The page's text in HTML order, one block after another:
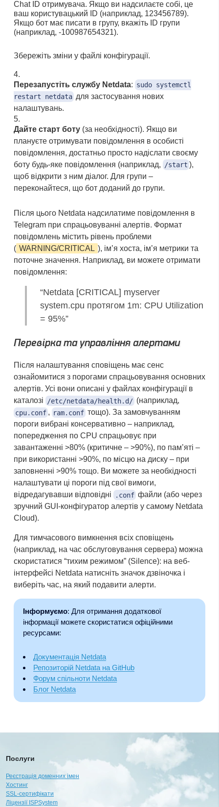
Chat ID отримувача. Якщо ви надсилаєте собі, це
ваш користувацький ID (наприклад, 123456789).
Якщо бот має писати в групу, вкажіть ID групи
(наприклад, -100987654321).
Збережіть зміни у файлі конфігурації.
Перезапустіть службу Netdata: sudo systemctl
restart netdata для застосування нових
налаштувань.
Дайте старт боту (за необхідності). Якщо ви
плануєте отримувати повідомлення в особисті
повідомлення, достатньо просто надіслати своєму
боту будь-яке повідомлення (наприклад,
/start ),
щоб відкрити з ним діалог. Для групи –
переконайтеся, що бот доданий до групи.
Після цього Netdata надсилатиме повідомлення в
Telegram при спрацьовуванні алертів. Формат
повідомлень містить рівень проблеми
( WARNING/CRITICAL ), ім’я хоста, ім’я метрики та
поточне значення. Наприклад, ви можете отримати
повідомлення:
“Netdata [CRITICAL] myserver
system.cpu протягом 1m: CPU Utilization
= 95%”
Перевірка та управління алертами
Після налаштування сповіщень має сенс
ознайомитися з порогами спрацьовування основних
алертів. Усі вони описані у файлах конфігурації в
каталозі
/etc/netdata/health.d/(наприклад,
cpu.conf, ram.conf тощо). За замовчуванням
пороги вибрані консервативно – наприклад,
попередження по CPU спрацьовує при
завантаженні >80% (критичне – >90%), по пам’яті –
при використанні >90%, по місцю на диску – при
заповненні >90% тощо. Ви можете за необхідності
налаштувати ці пороги під свої вимоги,
відредагувавши відповідні
.confфайли (або через
зручний GUI-конфігуратор алертів у самому Netdata
Cloud).
Для тимчасового вимкнення всіх сповіщень
(наприклад, на час обслуговування сервера) можна
скористатися “тихим режимом” (Silence): на веб-
інтерфейсі Netdata натисніть значок дзвіночка і
виберіть час, на який подавити алерти.
Інформуємо: Для отримання додаткової
інформації можете скористатися офіційними
ресурсами:
Документація Netdata
Репозиторій Netdata на GitHub
Форум спільноти Netdata
Блог Netdata
Послуги
Реєстрація доменних імен
Хостинг
SSL-сертифікати
Ліцензії ISPSystem